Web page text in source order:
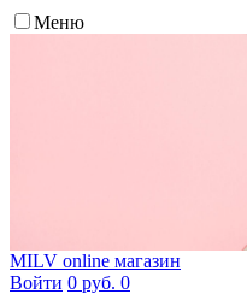
Меню
MILV online магазин
Войти 0 руб. 0